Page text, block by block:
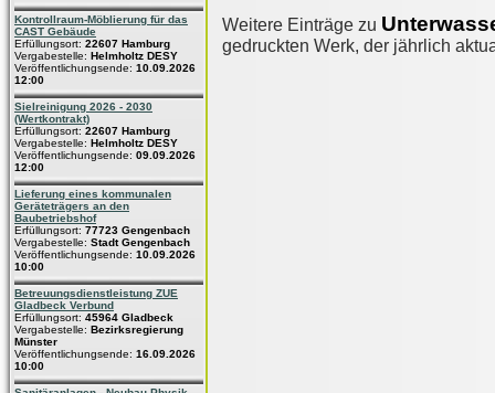
Kontrollraum-Möblierung für das
CAST Gebäude
Erfüllungsort: 22607 Hamburg
Vergabestelle: Helmholtz DESY
Veröffentlichungsende: 10.09.2026
12:00
Sielreinigung 2026 - 2030
(Wertkontrakt)
Erfüllungsort: 22607 Hamburg
Vergabestelle: Helmholtz DESY
Veröffentlichungsende: 09.09.2026
12:00
Lieferung eines kommunalen
Geräteträgers an den
Baubetriebshof
Erfüllungsort: 77723 Gengenbach
Vergabestelle: Stadt Gengenbach
Veröffentlichungsende: 10.09.2026
10:00
Betreuungsdienstleistung ZUE
Gladbeck Verbund
Erfüllungsort: 45964 Gladbeck
Vergabestelle: Bezirksregierung
Münster
Veröffentlichungsende: 16.09.2026
10:00
Weitere Einträge zu
gedruckten Werk, der jährlich